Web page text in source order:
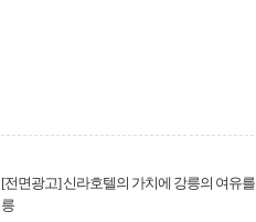
[전면광고] 신라호텔의 가치에 강릉의 여유
릉